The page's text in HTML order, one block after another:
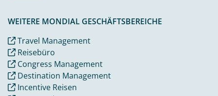
WEITERE MONDIAL GESCHÄFTSBEREICHE
Travel Management
Reisebüro
Congress Management
Destination Management
Incentive Reisen